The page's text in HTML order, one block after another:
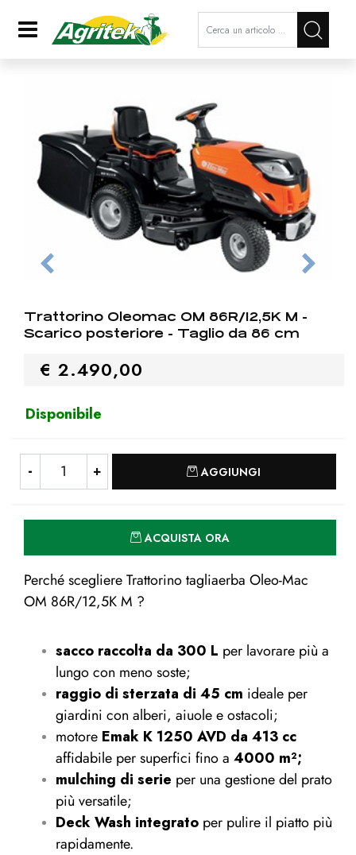
Open La modifica di un filtro
Trattorino Oleomac OM 86R/12,5K M -
Scarico posteriore - Taglio da 86 cm
€ 2.490,00
Disponibile
AGGIUNGI
ACQUISTA ORA
Perché scegliere Trattorino tagliaerba Oleo-Mac
OM 86R/12,5K M ?
sacco raccolta da 300 L per lavorare più a
lungo con meno soste;
raggio di sterzata di 45 cm ideale per
giardini con alberi, aiuole e ostacoli;
motore Emak K 1250 AVD da 413 cc
affidabile per superfici fino a 4000 m²;
mulching di serie per una gestione del prato
più versatile;
Deck Wash integrato per pulire il piatto più
rapidamente.